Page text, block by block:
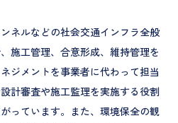
ネルなどの社会交通インフラ全般
施工管理、合意形成、維持管理を
ジメントを事業者に代わって担当
計審査や施工監理を実施する役割
っています。また、環境保全の観